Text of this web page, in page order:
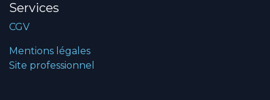
Services
CGV
Mentions légales
Site professionnel